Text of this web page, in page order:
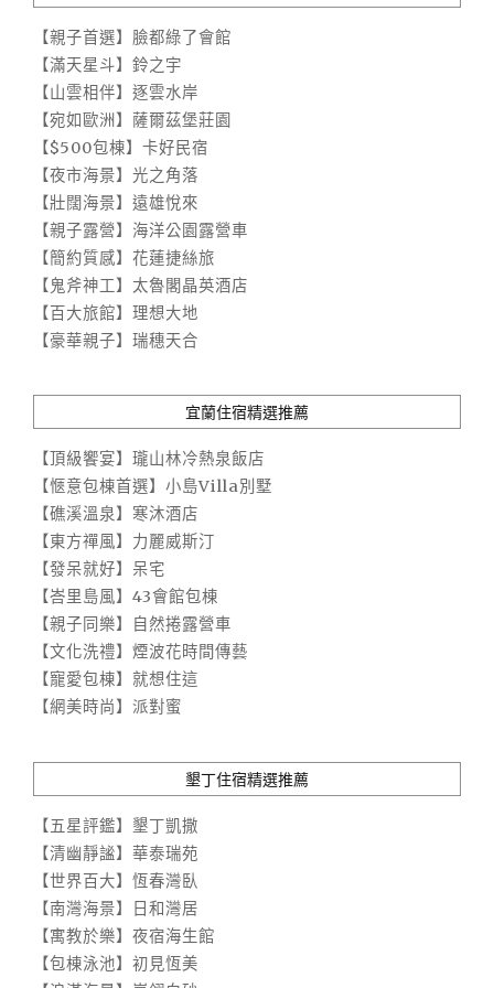
【親子首選】臉都綠了會館
【滿天星斗】鈴之宇
【山雲相伴】逐雲水岸
【宛如歐洲】薩爾茲堡莊園
【$500包棟】卡好民宿
【夜市海景】光之角落
【壯闊海景】遠雄悅來
【親子露營】海洋公園露營車
【簡約質感】花蓮捷絲旅
【鬼斧神工】太魯閣晶英酒店
【百大旅館】理想大地
【豪華親子】瑞穗天合
宜蘭住宿精選推薦
【頂級饗宴】瓏山林冷熱泉飯店
【愜意包棟首選】小島Villa別墅
【礁溪溫泉】寒沐酒店
【東方禪風】力麗威斯汀
【發呆就好】呆宅
【峇里島風】43會館包棟
【親子同樂】自然捲露營車
【文化洗禮】煙波花時間傳藝
【寵愛包棟】就想住這
【網美時尚】派對蜜
墾丁住宿精選推薦
【五星評鑑】墾丁凱撒
【清幽靜謐】華泰瑞苑
【世界百大】恆春灣臥
【南灣海景】日和灣居
【寓教於樂】夜宿海生館
【包棟泳池】初見恆美